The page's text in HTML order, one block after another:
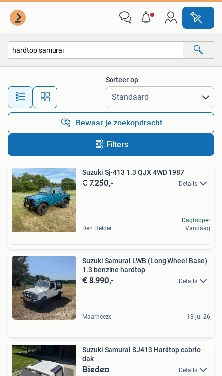
Alle afstanden…
Sorteer op
Bewaar je zoekopdracht
Filters
Suzuki Sj-413 1.3 QJX 4WD 1987
€ 7.250,- Details
Den Helder
Dagtopper
Vandaag
Suzuki Samurai LWB (Long Wheel Base)
1.3 benzine hardtop
€ 8.990,- Details
Maarheeze 13 jul 26
Suzuki Samurai SJ413 Hardtop cabrio
dak
Bieden Details